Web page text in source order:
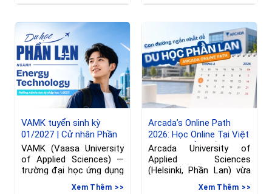
VAMK tuyển sinh kỳ
01/2027 | Cử nhân Phần
Lan ngành Kỹ thuật
VAMK (Vaasa University
of Applied Sciences) —
trường đại học ứng dụng
Xem Thêm
Arcada’s Online Path
2026: Học Online Tại Việt
Nam, Chuyển Tiếp Sang
Phần Lan, hạn đăng ký
đến 08/06/2026
Arcada University of
Applied Sciences
(Helsinki, Phần Lan) vừa
Xem Thêm